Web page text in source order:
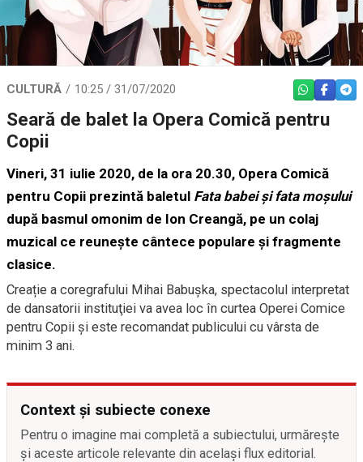
CULTURĂ 10:25 / 31/07/2020 WHATSAPP
Seară de balet la Opera Comică pentru
Copii
Vineri, 31 iulie 2020, de la ora 20.30, Opera Comică
pentru Copii prezintă baletul Fata babei și fata moșului
după basmul omonim de Ion Creangă, pe un colaj
muzical ce reunește cântece populare și fragmente
clasice.
Creație a coregrafului Mihai Babușka, spectacolul interpretat
de dansatorii instituţiei va avea loc în curtea Operei Comice
pentru Copii şi este recomandat publicului cu vârsta de
minim 3 ani.
Context și subiecte conexe
Pentru o imagine mai completă a subiectului, urmărește
și aceste articole relevante din același flux editorial.